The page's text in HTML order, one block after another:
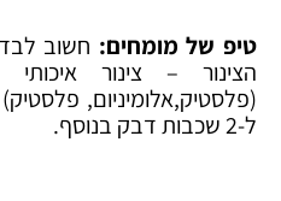
טיפ של מומחים: חשוב
ל-2 שכבות דבק בנוסף.